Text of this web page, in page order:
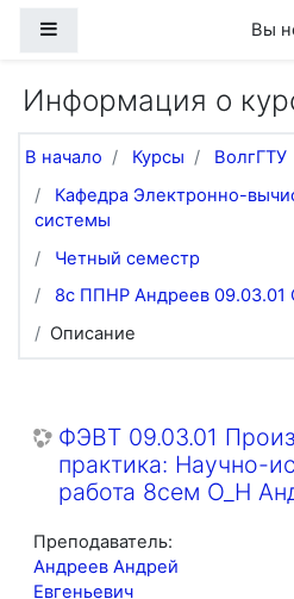
Вы
Информация о
В начало Курсы ВолгГТУ
Кафедра Электронно-
системы
Четный семестр
8с ППНР Андреев
Описание
ФЭВТ 09.03.01
практика: Научно-
работа 8сем О_Н
Преподаватель:
Андреев Андрей
Евгеньевич